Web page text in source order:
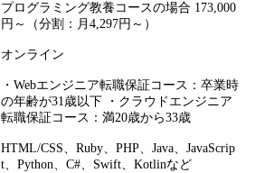
プログラミング教養コースの場合 173,000
円～（分割：月4,297円～）
オンライン
・Webエンジニア転職保証コース：卒業時
の年齢が31歳以下 ・クラウドエンジニア
転職保証コース：満20歳から33歳
HTML/CSS、Ruby、PHP、Java、JavaScrip
t、Python、C#、Swift、Kotlinなど